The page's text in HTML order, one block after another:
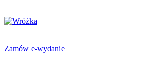
Zamów e-wydanie